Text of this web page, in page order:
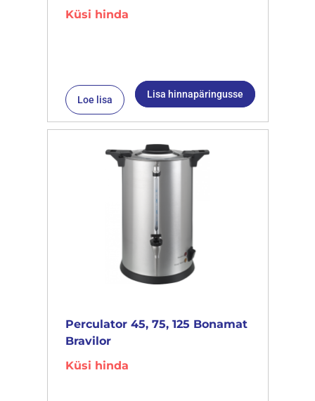
Küsi hinda
Loe lisa Lisa hinnapäringusse
Perculator 45, 75, 125 Bonamat
Bravilor
Küsi hinda